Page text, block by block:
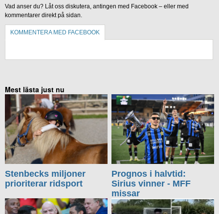
Vad anser du? Låt oss diskutera, antingen med Facebook – eller med
kommentarer direkt på sidan.
KOMMENTERA MED FACEBOOK
Mest lästa just nu
Stenbecks miljoner
prioriterar ridsport
Prognos i halvtid:
Sirius vinner - MFF
missar